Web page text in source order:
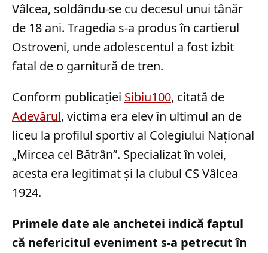
Vâlcea, soldându-se cu decesul unui tânăr
de 18 ani. Tragedia s-a produs în cartierul
Ostroveni, unde adolescentul a fost izbit
fatal de o garnitură de tren.
Conform publicației Sibiu100, citată de
Adevărul, victima era elev în ultimul an de
liceu la profilul sportiv al Colegiului Național
„Mircea cel Bătrân”. Specializat în volei,
acesta era legitimat și la clubul CS Vâlcea
1924.
Primele date ale anchetei indică faptul
că nefericitul eveniment s-a petrecut în